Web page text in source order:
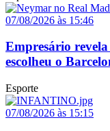
07/08/2026 às 15:46
Empresário
escolheu o
Esporte
07/08/2026 às 15:15